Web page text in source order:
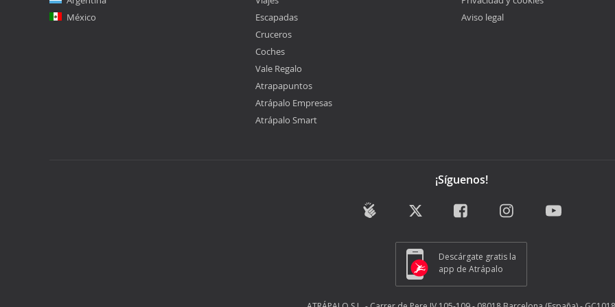
México
Escapadas
Cruceros
Coches
Vale Regalo
Atrapapuntos
Atrápalo Empresas
Atrápalo Smart
Aviso legal
¡Síguenos!
Descárgate gratis la
app de Atrápalo